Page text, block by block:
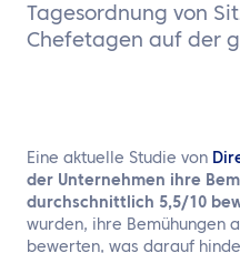
Suche
Tagesordnung von
Chefetagen auf der
Eine aktuelle Studie von
der Unternehmen ihre
durchschnittlich 5,5/10
wurden, ihre Bemühungen
bewerten, was darauf